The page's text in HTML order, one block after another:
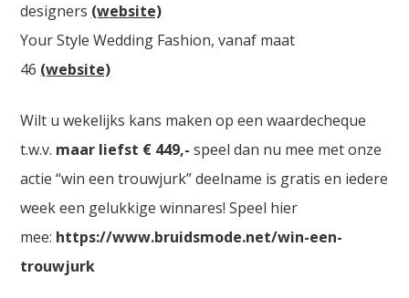
designers (website)
Your Style Wedding Fashion, vanaf maat
46 (website)
Wilt u wekelijks kans maken op een waardecheque
t.w.v. maar liefst € 449,- speel dan nu mee met onze
actie “win een trouwjurk” deelname is gratis en iedere
week een gelukkige winnares! Speel hier
mee: https://www.bruidsmode.net/win-een-
trouwjurk